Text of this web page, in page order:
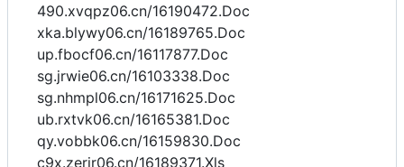
490.xvqpz06.cn/16190472.Doc
xka.blywy06.cn/16189765.Doc
up.fbocf06.cn/16117877.Doc
sg.jrwie06.cn/16103338.Doc
sg.nhmpl06.cn/16171625.Doc
ub.rxtvk06.cn/16165381.Doc
qy.vobbk06.cn/16159830.Doc
c9x.zerir06.cn/16189371.Xls